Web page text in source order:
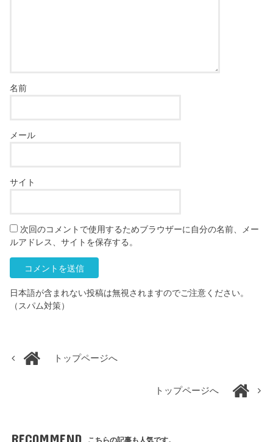
名前
メール
サイト
次回のコメントで使用するためブラウザーに自分の名前、メー
ルアドレス、サイトを保存する。
日本語が含まれない投稿は無視されますのでご注意ください。
（スパム対策）
トップページへ
トップページへ
RECOMMEND こちらの記事も人気です。